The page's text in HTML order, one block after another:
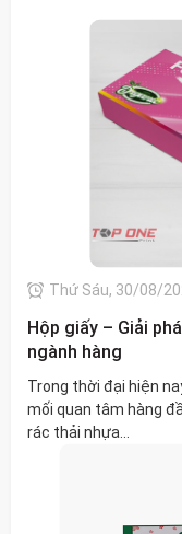
Thứ Sáu, 30/08/
Hộp giấy – Giải
ngành hàng
Trong thời đại hiện
mối quan tâm hàng
rác thải nhựa...